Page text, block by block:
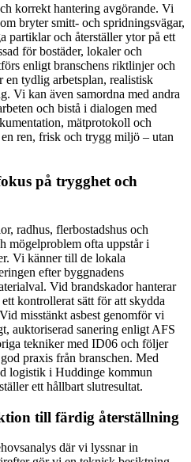
korrekt hantering avgörande. Vi
bryter smitt- och spridningsvägar,
partiklar och återställer ytor på ett
för bostäder, lokaler och
enligt branschens riktlinjer och
en tydlig arbetsplan, realistisk
Vi kan även samordna med andra
och bistå i dialogen med
mätprotokoll och
ren, frisk och trygg miljö – utan
på trygghet och
radhus, flerbostadshus och
mögelproblem ofta uppstår i
Vi känner till de lokala
efter byggnadens
Vid brandskador hanterar
kontrollerat sätt för att skydda
misstänkt asbest genomför vi
auktoriserad sanering enligt AFS
tekniker med ID06 och följer
praxis från branschen. Med
logistik i Huddinge kommun
ett hållbart slutresultat.
till färdig återställning
där vi lyssnar in